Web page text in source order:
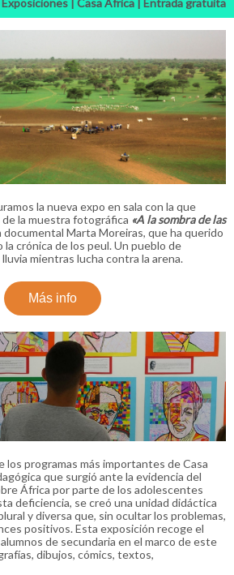
Exposiciones | Casa África | Entrada gratuita
la nueva expo en sala con la que
la muestra fotográfica «A la sombra de las
documental Marta Moreiras, que ha querido
crónica de los peul. Un pueblo de
mientras lucha contra la arena.
Más info
los programas más importantes de Casa
que surgió ante la evidencia del
África por parte de los adolescentes
deficiencia, se creó una unidad didáctica
y diversa que, sin ocultar los problemas,
positivos. Esta exposición recoge el
de secundaria en el marco de este
dibujos, cómics, textos,